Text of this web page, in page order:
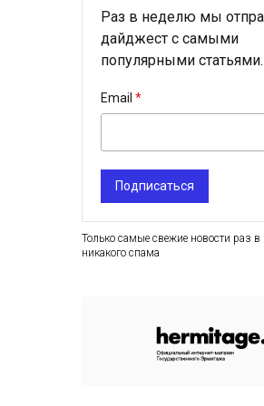
Раз в неделю мы
дайджест с самыми
популярными статьями.
Email
Подписаться
Только самые свежие новости раз в
никакого спама